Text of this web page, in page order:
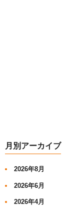
月別アーカイブ
2026年8月
2026年6月
2026年4月